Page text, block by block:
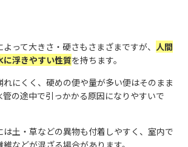
って大きさ・硬さもさまざまですが、 人間
に浮きやすい性質を持ちます。
にくく、硬めの便や量が多い便はそのまま
の途中で引っかかる原因になりやすいで
は土・草などの異物も付着しやすく、室内で
などが混ざる場合があります。